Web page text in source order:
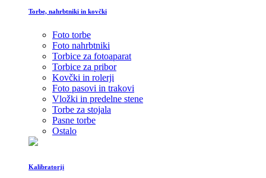
Torbe, nahrbtniki in kovčki
Foto torbe
Foto nahrbtniki
Torbice za fotoaparat
Torbice za pribor
Kovčki in rolerji
Foto pasovi in trakovi
Vložki in predelne stene
Torbe za stojala
Pasne torbe
Ostalo
Kalibratorji